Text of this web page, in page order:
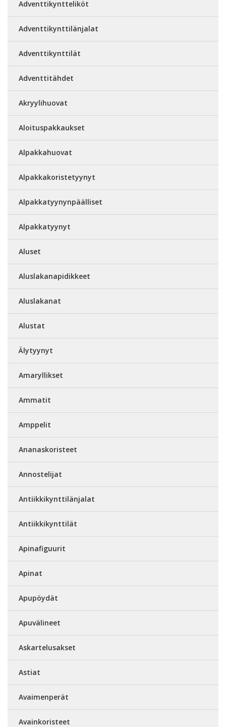
Adventtikyntteliköt
Adventtikynttilänjalat
Adventtikynttilät
Adventtitähdet
Akryylihuovat
Aloituspakkaukset
Alpakkahuovat
Alpakkakoristetyynyt
Alpakkatyynynpäälliset
Alpakkatyynyt
Aluset
Aluslakanapidikkeet
Aluslakanat
Alustat
Älytyynyt
Amaryllikset
Ammatit
Amppelit
Ananaskoristeet
Annostelijat
Antiikkikynttilänjalat
Antiikkikynttilät
Apinafiguurit
Apinat
Apupöydät
Apuvälineet
Askartelusakset
Astiat
Avaimenperät
Avainkoristeet